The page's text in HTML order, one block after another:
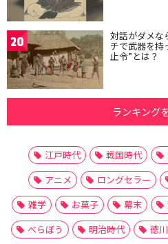
20 対話がダメな
チで武器を
止令”とは？
ランキング
江戸時代 戦国時代
アニメ
ロングセラー
雑学
お菓子 幕末
べらぼう
明治時代 徳